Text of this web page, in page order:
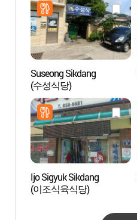
Suseong Sikdang
(수성식당)
Ijo Sigyuk Sikdang
(이조식육식당)